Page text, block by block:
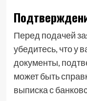
Перед подачей
убедитесь, что у
документы,
может быть
выписка с